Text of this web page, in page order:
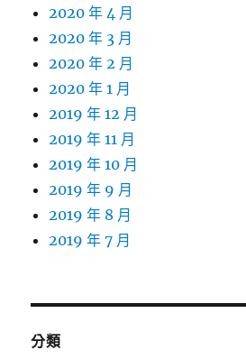
2020 年 4 月
2020 年 3 月
2020 年 2 月
2020 年 1 月
2019 年 12 月
2019 年 11 月
2019 年 10 月
2019 年 9 月
2019 年 8 月
2019 年 7 月
分類